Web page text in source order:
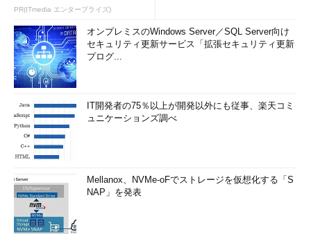
PR(ITmedia エンタープライズ)
オンプレミスのWindows Server／SQL Server向け
セキュリティ更新サービス「拡張セキュリティ更新
プログ...
IT開発者の75％以上が開発以外にも従事、楽天コミ
ュニケーションズ調べ
Mellanox、NVMe-oFでストレージを仮想化する「S
NAP」を発表